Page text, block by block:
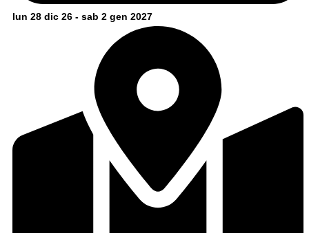
lun 28 dic 26 - sab 2 gen 2027